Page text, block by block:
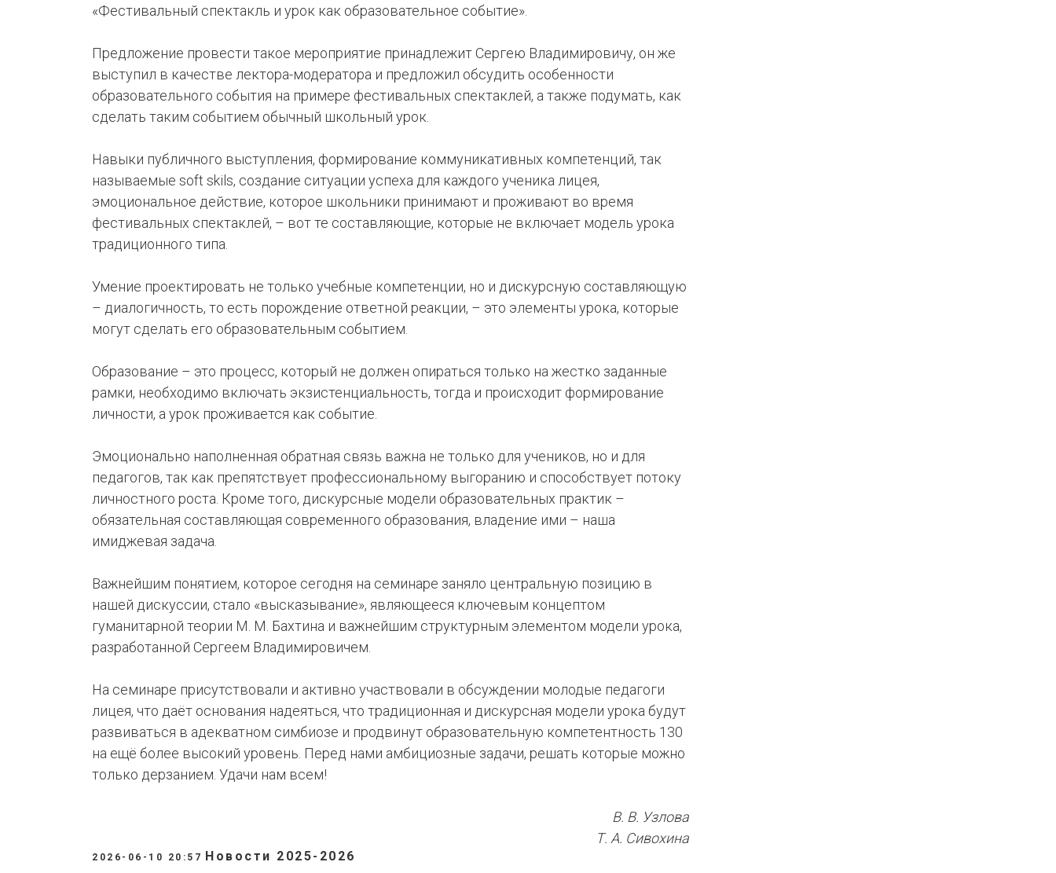
«Фестивальный спектакль и урок как образовательное событие».
Предложение провести такое мероприятие принадлежит Сергею Владимировичу, он же
выступил в качестве лектора-модератора и предложил обсудить особенности
образовательного события на примере фестивальных спектаклей, а также подумать, как
сделать таким событием обычный школьный урок.
Навыки публичного выступления, формирование коммуникативных компетенций, так
называемые soft skils, создание ситуации успеха для каждого ученика лицея,
эмоциональное действие, которое школьники принимают и проживают во время
фестивальных спектаклей, – вот те составляющие, которые не включает модель урока
традиционного типа.
Умение проектировать не только учебные компетенции, но и дискурсную составляющую
– диалогичность, то есть порождение ответной реакции, – это элементы урока, которые
могут сделать его образовательным событием.
Образование – это процесс, который не должен опираться только на жестко заданные
рамки, необходимо включать экзистенциальность, тогда и происходит формирование
личности, а урок проживается как событие.
Эмоционально наполненная обратная связь важна не только для учеников, но и для
педагогов, так как препятствует профессиональному выгоранию и способствует потоку
личностного роста. Кроме того, дискурсные модели образовательных практик –
обязательная составляющая современного образования, владение ими – наша
имиджевая задача.
Важнейшим понятием, которое сегодня на семинаре заняло центральную позицию в
нашей дискуссии, стало «высказывание», являющееся ключевым концептом
гуманитарной теории М. М. Бахтина и важнейшим структурным элементом модели урока,
разработанной Сергеем Владимировичем.
На семинаре присутствовали и активно участвовали в обсуждении молодые педагоги
лицея, что даёт основания надеяться, что традиционная и дискурсная модели урока будут
развиваться в адекватном симбиозе и продвинут образовательную компетентность 130
на ещё более высокий уровень. Перед нами амбициозные задачи, решать которые можно
только дерзанием. Удачи нам всем!
В. В. Узлова
Т. А. Сивохина
2026-06-10 20:57 Новости 2025-2026